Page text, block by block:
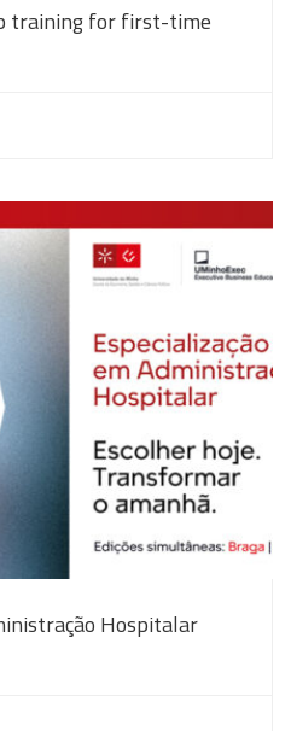
training for first-time
Hospitalar